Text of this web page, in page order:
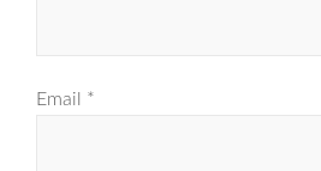
Email *